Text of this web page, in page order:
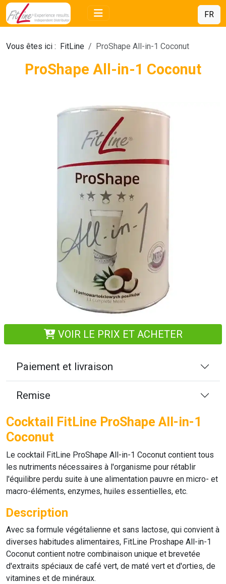
FR
Vous êtes ici : FitLine ProShape All-in-1 Coconut
ProShape All-in-1 Coconut
VOIR LE PRIX ET ACHETER
Paiement et livraison
Remise
Cocktail FitLine ProShape All-in-1
Coconut
Le cocktail FitLine ProShape All-in-1 Coconut contient tous
les nutriments nécessaires à l'organisme pour rétablir
l'équilibre perdu suite à une alimentation pauvre en micro- et
macro-éléments, enzymes, huiles essentielles, etc.
Description
Avec sa formule végétalienne et sans lactose, qui convient à
diverses habitudes alimentaires, FitLine Proshape All-in-1
Coconut contient notre combinaison unique et brevetée
d'extraits spéciaux de café vert, de maté vert et d'orties, de
vitamines et de minéraux.